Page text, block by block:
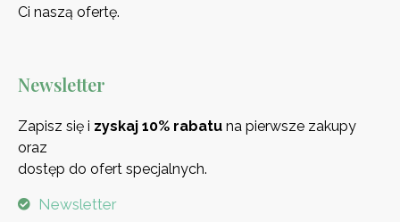
Ci naszą ofertę.
Newsletter
Zapisz się i zyskaj 10% rabatu na pierwsze zakupy
oraz
dostęp do ofert specjalnych.
Newsletter